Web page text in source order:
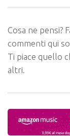
Cosa ne pensi?
commenti qui
Ti piace quello
altri.